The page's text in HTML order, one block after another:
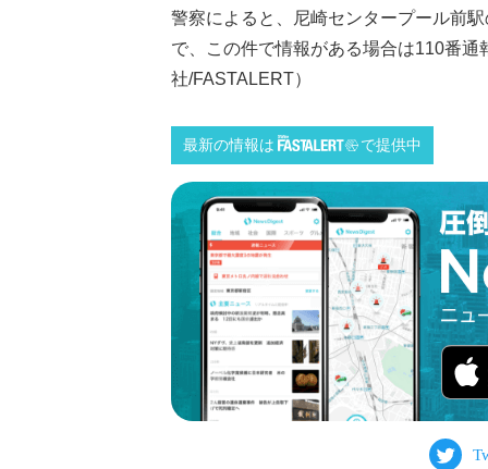
警察によると、尼崎センタープール前
で、この件で情報がある場合は110番
社/FASTALERT）
最新の情報は で提供中